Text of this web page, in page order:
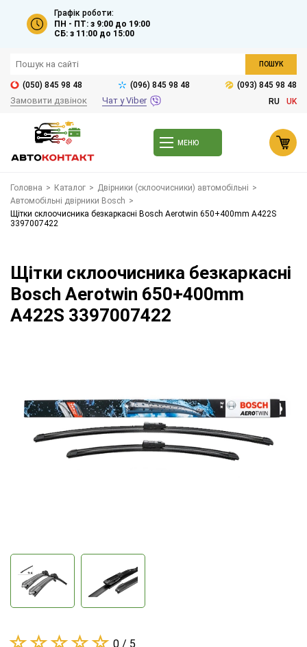
Графік роботи:
ПН - ПТ: з 9:00 до 19:00
СБ: з 11:00 до 15:00
ПОШУК
(050) 845 98 48 (096) 845 98 48 (093) 845 98 48
Замовити дзвінок Чат у Viber RU UK
МЕНЮ
Головна > Каталог > Двірники (склоочисники) автомобільні >
Автомобільні двірники Bosch >
Щітки склоочисника безкаркасні Bosch Aerotwin 650+400mm A422S
3397007422
Щітки склоочисника безкаркасні
Bosch Aerotwin 650+400mm
A422S 3397007422
0 / 5